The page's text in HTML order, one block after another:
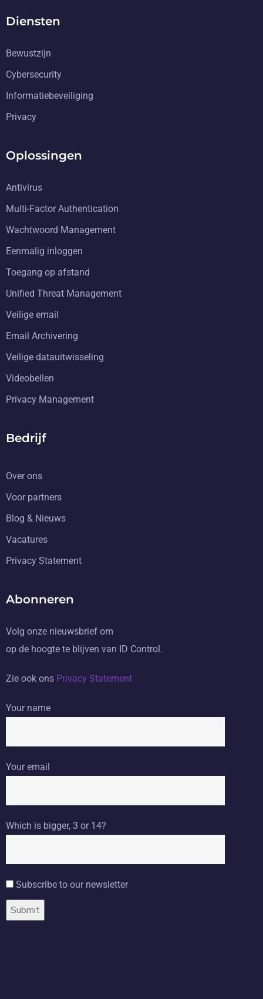
Diensten
Bewustzijn
Cybersecurity
Informatiebeveiliging
Privacy
Oplossingen
Antivirus
Multi-Factor Authentication
Wachtwoord Management
Eenmalig inloggen
Toegang op afstand
Unified Threat Management
Veilige email
Email Archivering
Veilige datauitwisseling
Videobellen
Privacy Management
Bedrijf
Over ons
Voor partners
Blog & Nieuws
Vacatures
Privacy Statement
Abonneren
Volg onze nieuwsbrief om
op de hoogte te blijven van ID Control.
Zie ook ons Privacy Statement
Your name
Your email
Which is bigger, 3 or 14?
Subscribe to our newsletter